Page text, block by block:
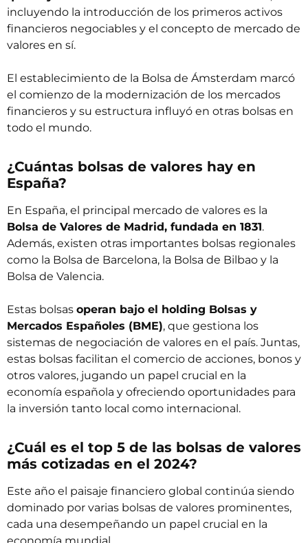
incluyendo la introducción de los primeros activos
financieros negociables y el concepto de mercado de
valores en sí.
El establecimiento de la Bolsa de Ámsterdam marcó
el comienzo de la modernización de los mercados
financieros y su estructura influyó en otras bolsas en
todo el mundo.
¿Cuántas bolsas de valores hay en
España?
En España, el principal mercado de valores es la
Bolsa de Valores de Madrid, fundada en 1831.
Además, existen otras importantes bolsas regionales
como la Bolsa de Barcelona, la Bolsa de Bilbao y la
Bolsa de Valencia.
Estas bolsas operan bajo el holding Bolsas y
Mercados Españoles (BME), que gestiona los
sistemas de negociación de valores en el país. Juntas,
estas bolsas facilitan el comercio de acciones, bonos y
otros valores, jugando un papel crucial en la
economía española y ofreciendo oportunidades para
la inversión tanto local como internacional.
¿Cuál es el top 5 de las bolsas de valores
más cotizadas en el 2024?
Este año el paisaje financiero global continúa siendo
dominado por varias bolsas de valores prominentes,
cada una desempeñando un papel crucial en la
economía mundial.